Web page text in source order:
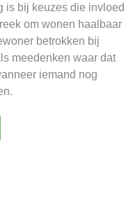
is bij keuzes die invloed
om wonen haalbaar
betrokken bij
meedenken waar dat
iemand nog